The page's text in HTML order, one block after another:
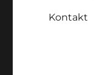
Kontakt